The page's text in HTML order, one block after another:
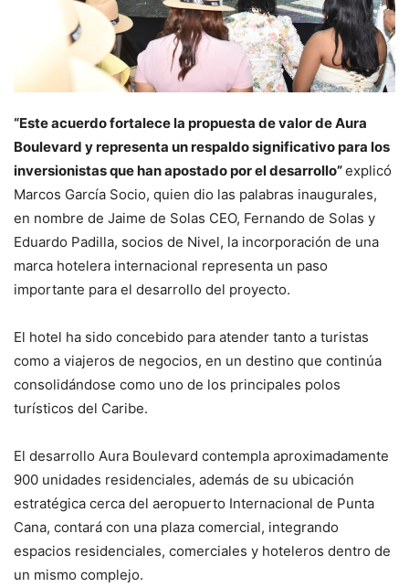
“Este acuerdo fortalece la propuesta de valor de Aura
Boulevard y representa un respaldo significativo para los
inversionistas que han apostado por el desarrollo”explicó
Marcos García Socio, quien dio las palabras inaugurales,
en nombre de Jaime de Solas CEO, Fernando de Solas y
Eduardo Padilla, socios de Nivel, la incorporación de una
marca hotelera internacional representa un paso
importante para el desarrollo del proyecto.
El hotel ha sido concebido para atender tanto a turistas
como a viajeros de negocios, en un destino que continúa
consolidándose como uno de los principales polos
turísticos del Caribe.
El desarrollo Aura Boulevard contempla aproximadamente
900 unidades residenciales, además de su ubicación
estratégica cerca del aeropuerto Internacional de Punta
Cana, contará con una plaza comercial, integrando
espacios residenciales, comerciales y hoteleros dentro de
un mismo complejo.